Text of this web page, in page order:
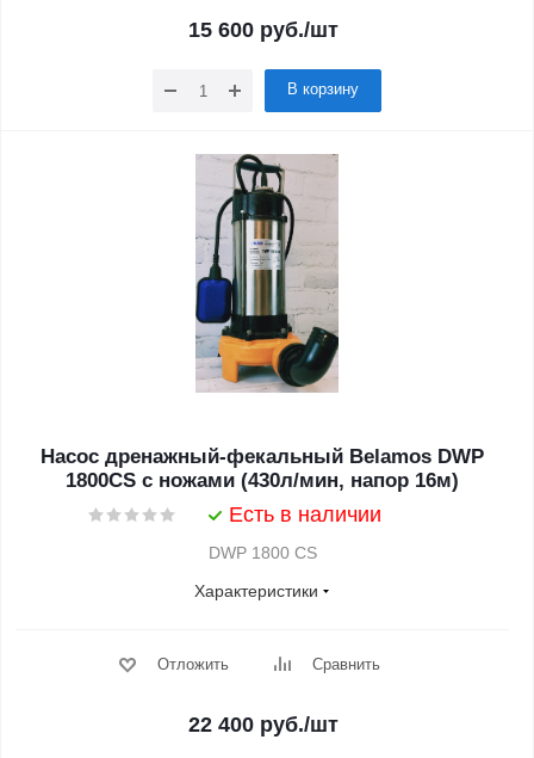
15 600руб./шт
В корзину
Насос дренажный-фекальный Belamos DWP
1800CS с ножами (430л/мин, напор 16м)
Есть в наличии
DWP 1800 CS
Характеристики
Отложить Сравнить
22 400руб./шт